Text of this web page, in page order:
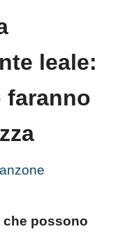
leale:
faranno
che possono